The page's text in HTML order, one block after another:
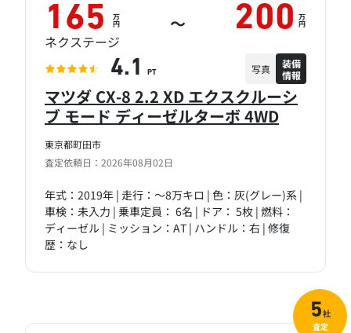
東京都町田市
査定依頼日：2026年08月02日
マツダ CX-8 2.2 XD エクスクルーシ
ブ モード ディーゼルターボ 4WD
年式：2019年 | 走行：～8万キロ | 色：灰(グレー)系 |
車検：未入力 | 乗車定員： 6名 | ドア： 5枚 | 燃料：
ディーゼル | ミッション：AT | ハンドル：右 | 修復
歴：なし
165 万
円 ～ 200 万
円
ネクステージ
4.1 PT 写真
装備
情報
5社
査定